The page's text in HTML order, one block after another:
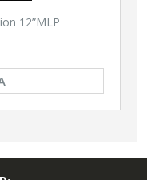
12”MLP